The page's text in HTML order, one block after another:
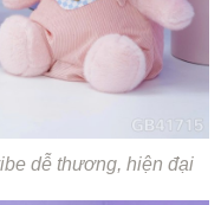
dễ thương, hiện đại